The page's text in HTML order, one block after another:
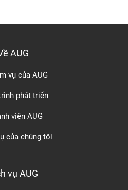
AUG
vụ của AUG
phát triển
viên AUG
của chúng tôi
vụ AUG